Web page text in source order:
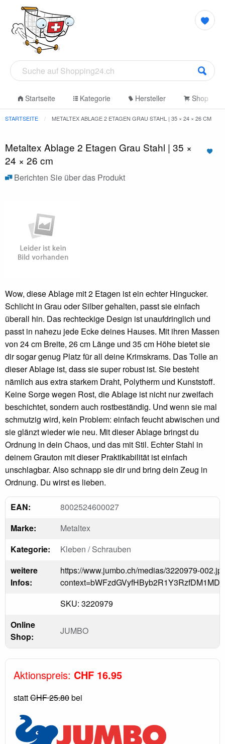
Startseite Kategorie Hersteller Shop
STARTSEITE METALTEX ABLAGE 2 ETAGEN GRAU STAHL | 35 × 24 × 26 CM
Metaltex Ablage 2 Etagen Grau Stahl | 35 ×
24 × 26 cm
Berichten Sie über das Produkt
Wow, diese Ablage mit 2 Etagen ist ein echter Hingucker.
Schlicht in Grau oder Silber gehalten, passt sie einfach
überall hin. Das rechteckige Design ist unaufdringlich und
passt in nahezu jede Ecke deines Hauses. Mit ihren Massen
von 24 cm Breite, 26 cm Länge und 35 cm Höhe bietet sie
dir sogar genug Platz für all deine Krimskrams. Das Tolle an
dieser Ablage ist, dass sie super robust ist. Sie besteht
nämlich aus extra starkem Draht, Polytherm und Kunststoff.
Keine Sorge wegen Rost, die Ablage ist nicht nur zweifach
beschichtet, sondern auch rostbeständig. Und wenn sie mal
schmutzig wird, kein Problem: einfach feucht abwischen und
sie glänzt wieder wie neu. Mit dieser Ablage bringst du
Ordnung in dein Chaos, und das mit Stil. Echter Stahl in
deinem Grauton mit dieser Praktikabilität ist einfach
unschlagbar. Also schnapp sie dir und bring dein Zeug in
Ordnung. Du wirst es lieben.
EAN:
8002524600027
Marke:
Metaltex
Kategorie:
Kleben / Schrauben
weitere
Infos:
https://www.jumbo.ch/medias/3220979-
SKU: 3220979
Online
Shop:
JUMBO
Aktionspreis: CHF 16.95
stattCHF 25.80bei